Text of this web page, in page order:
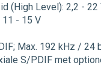
(High Level): 2,2 - 22
11 - 15 V
Max. 192 kHz / 24
S/PDIF met